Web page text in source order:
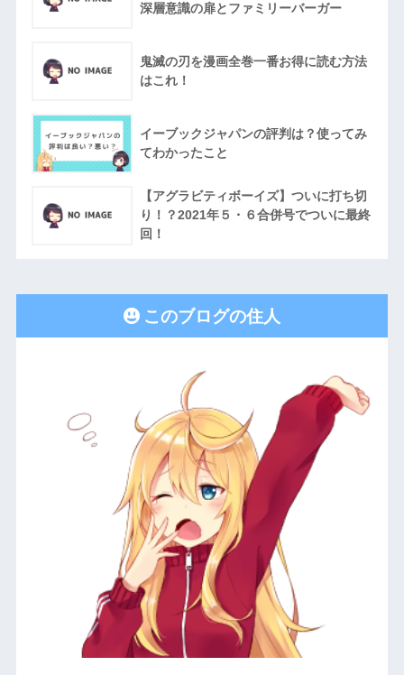
深層意識の扉とファミリーバーガー
鬼滅の刃を漫画全巻一番お得に読む方法
はこれ！
イーブックジャパンの評判は？使ってみ
てわかったこと
【アグラビティボーイズ】ついに打ち切
り！？2021年５・６合併号でついに最終
回！
このブログの住人